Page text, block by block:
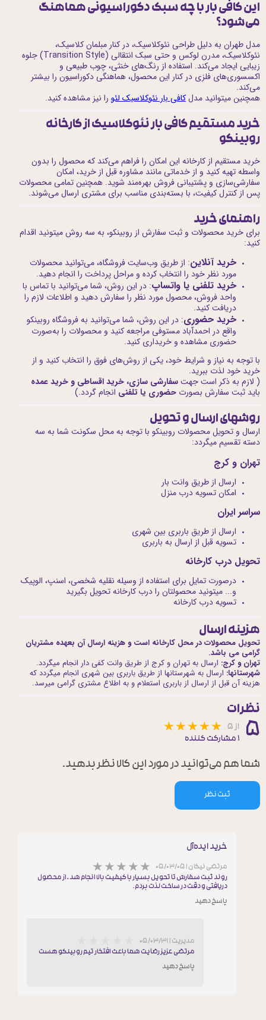
این کافی بار با چه سبک دکوراسیونی هماهنگ
می‌شود؟
مدل طهران به دلیل طراحی نئوکلاسیک، در کنار مبلمان کلاسیک،
نئوکلاسیک، مدرن لوکس و حتی سبک انتقالی (Transition Style) جلوه
زیبایی ایجاد می‌کند. استفاده از رنگ‌های خنثی، چوب طبیعی و
اکسسوری‌های فلزی در کنار این محصول، هماهنگی دکوراسیون را بیشتر
می‌کند.
همچنین میتوانید مدلکافی بار نئوکلاسیک لئو را نیز مشاهده کنید.
خرید مستقیم کافی بار نئوکلاسیک از کارخانه
روبینکو
خرید مستقیم از کارخانه این امکان را فراهم می‌کند که محصول را بدون
واسطه تهیه کنید و از خدماتی مانند مشاوره قبل از خرید، امکان
سفارشی‌سازی و پشتیبانی فروش بهره‌مند شوید. همچنین تمامی محصولات
پس از کنترل کیفیت، با بسته‌بندی مناسب برای مشتری ارسال می‌شوند.
راهنمای خرید
برای خرید محصولات و ثبت سفارش از روبینکو، به سه روش میتونید اقدام
کنید:
خرید آنلاین: از طریق وب‌سایت فروشگاه، می‌توانید محصولات
مورد نظر خود را انتخاب کرده و مراحل پرداخت را انجام دهید.
خرید تلفنی یا واتساپ: در این روش، شما می‌توانید با تماس با
واحد فروش، محصول مورد نظر را سفارش دهید و اطلاعات لازم را
دریافت کنید.
خرید حضوری: در این روش، شما می‌توانید به فروشگاه روبینکو
واقع در احمدآباد مستوفی مراجعه کنید و محصولات را به‌صورت
حضوری مشاهده و خریداری کنید.
با توجه به نیاز و شرایط خود، یکی از روش‌های فوق را انتخاب کنید و از
خرید خود لذت ببرید.
( لازم به ذکر است جهتسفارشی سازی، خرید اقساطی و خرید عمده
باید ثبت سفارش بصورت حضوری یا تلفنی انجام گردد.)
روشهای ارسال و تحویل
ارسال و تحویل محصولات روبینکو با توجه به محل سکونت شما به سه
دسته تقسیم میگردد:
تهران و کرج
ارسال از طریق وانت بار
امکان تسویه درب منزل
سراسر ایران
ارسال از طریق باربری بین شهری
تسویه قبل از ارسال به باربری
تحویل درب کارخانه
درصورت تمایل برای استفاده از وسیله نقلیه شخصی، اسنپ، الوپیک
و... میتونید محصولتان را درب کارخانه تحویل بگیرید
تسویه درب کارخانه
هزینه ارسال
تحویل محصولات در محل کارخانه است و هزینه ارسال آن بعهده مشتریان
گرامی می باشد.
تهران و کرج: ارسال به تهران و کرج از طریق وانت کفی دار انجام میگردد.
شهرستانها: ارسال به شهرستانها از طریق باربری بین شهری انجام میگردد که
هزینه آن قبل از ارسال از باربری استعلام و به اطلاع مشتری گرامی میرسد.
نظرات
۵
از ۵
۱ مشارکت کننده
شما هم می‌توانید در مورد این کالا نظر بدهید.
ثبت نظر
خرید ایده‌آل
مرتضی نیکان|۰۵/۰۳/۰۵
روند ثبت سفارش تا تحویل بسیار با کیفیت بالا انجام شد ، از محصول
دریافتی و دقت در ساخت لذت بردم .
پاسخ دهید
مدیریت|۰۵/۰۳/۳۱
مرتضی عزیز رضایت شما باعث افتخار تیم روبینکو هست
پاسخ دهید